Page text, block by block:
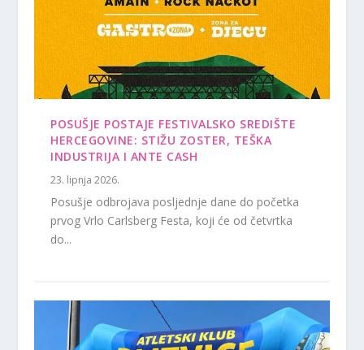
POSUŠJE POSTAJE FESTIVALSKO SREDIŠTE
HERCEGOVINE: STIŽU ZOSTER, TEŠKA
INDUSTRIJA I ANTE CASH
23. lipnja 2026.
Posušje odbrojava posljednje dane do početka
prvog Vrlo Carlsberg Festa, koji će od četvrtka
do...